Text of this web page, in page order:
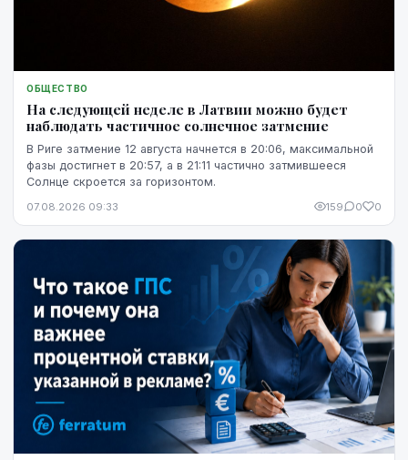
ОБЩЕСТВО
На следующей неделе в Латвии можно будет
наблюдать частичное солнечное затмение
В Риге затмение 12 августа начнется в 20:06, максимальной
фазы достигнет в 20:57, а в 21:11 частично затмившееся
Солнце скроется за горизонтом.
07.08.2026 09:33 159 0 0